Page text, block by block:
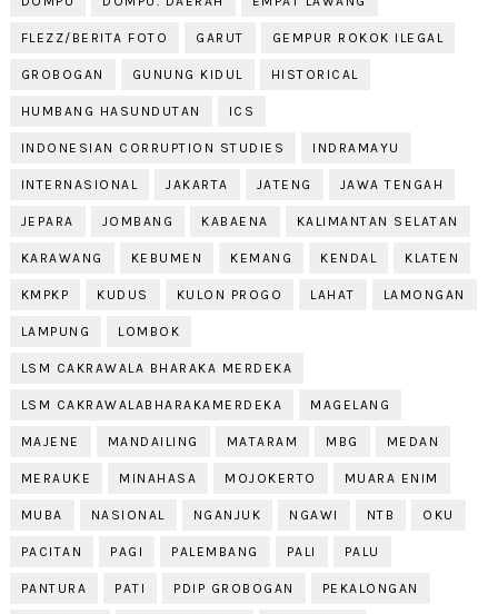
FLEZZ/BERITA FOTO GARUT GEMPUR ROKOK ILEGAL
GROBOGAN GUNUNG KIDUL HISTORICAL
HUMBANG HASUNDUTAN ICS
INDONESIAN CORRUPTION STUDIES INDRAMAYU
INTERNASIONAL JAKARTA JATENG JAWA TENGAH
JEPARA JOMBANG KABAENA KALIMANTAN SELATAN
KARAWANG KEBUMEN KEMANG KENDAL KLATEN
KMPKP KUDUS KULON PROGO LAHAT LAMONGAN
LAMPUNG LOMBOK
LSM CAKRAWALA BHARAKA MERDEKA
LSM CAKRAWALABHARAKAMERDEKA MAGELANG
MAJENE MANDAILING MATARAM MBG MEDAN
MERAUKE MINAHASA MOJOKERTO MUARA ENIM
MUBA NASIONAL NGANJUK NGAWI NTB OKU
PACITAN PAGI PALEMBANG PALI PALU
PANTURA PATI PDIP GROBOGAN PEKALONGAN